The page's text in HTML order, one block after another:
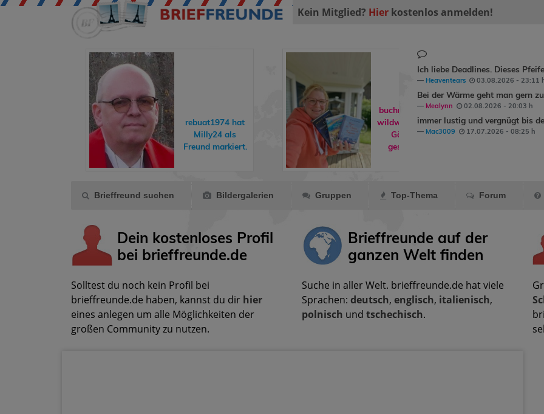
Kein Mitglied? Hier kostenlos anmelden!
wildwind1979
Gästebuch
geschrieben.
rene90hat
Ormlingals
Freund markiert.
Ich liebe Deadlines. Dieses
Heaventears 03.08.2026 - 23:11
Bei der Wärme geht man gern
Mealynn 02.08.2026 - 20:03 h
immer lustig und vergnügt bis
Mac3009 17.07.2026 - 08:25 h
Brieffreund suchen Bildergalerien Gruppen Top-Thema Forum
Dein kostenloses Profil
bei brieffreunde.de
Solltest du noch kein Profil bei
brieffreunde.de haben, kannst du dir hier
eines anlegen um alle Möglichkeiten der
großen Community zu nutzen.
Brieffreunde auf der
ganzen Welt finden
Suche in aller Welt. brieffreunde.de hat viele
Sprachen: deutsch, englisch, italienisch,
polnisch und tschechisch.